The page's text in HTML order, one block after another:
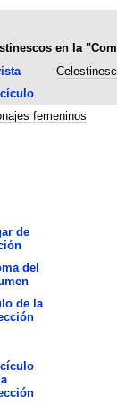
en la
femeninos
de
del
de la